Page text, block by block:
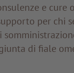
e cure
per chi
di fiale